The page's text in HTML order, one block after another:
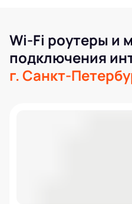
Wi-Fi роутеры и
подключения
г. Санкт-